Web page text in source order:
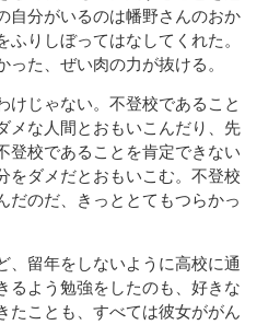
自分がいるのは幡野さんのおか
ふりしぼってはなしてくれた。
た、ぜい肉の力が抜ける。
けじゃない。不登校であること
メな人間とおもいこんだり、先
登校であることを肯定できない
をダメだとおもいこむ。不登校
だのだ、きっととてもつらかっ
、留年をしないように高校に通
るよう勉強をしたのも、好きな
たことも、すべては彼女ががん